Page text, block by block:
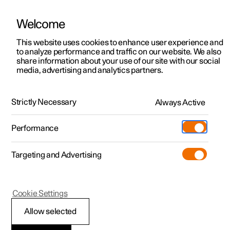
Polestar 2
Polestar 3
Polestar 4
Pre-owned
Shop
Meer
Testrit
Aanbiedingen voor
Testrit
Aanbiedingen voor
Polestar 4 coupé
Ontdek Polestar 4
Testrit
Bekijk onze stockwagens
Aanbiedingen voor
Ontdek Polestar 5
Over pre-owned
Pre-owned aanbiedingen
Aanbiedingen voor particulieren
Aanbiedingen voor
professionelen
Bekijk onze stockwagens
Configureer
Pre-owned
Testrit
Additionals
(Opent in een nieuw venster)
Experiences
Ontmoet ons
Servicepunten
Opladen
Support
HandleidingVideogalerijSoftware-updates
Voorruit en achterruit
Polestar 2
Voorruitsproeier
Welcome
This website uses cookies to enhance user experience and
to analyze performance and traffic on our website. We also
share information about your use of our site with our social
media, advertising and analytics partners.
Strictly Necessary Always Active
Performance
Targeting and Advertising
Allow selected
Cookie Settings